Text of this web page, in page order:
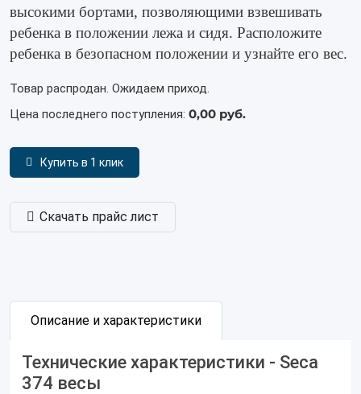
высокими бортами, позволяющими взвешивать
ребенка в положении лежа и сидя. Расположите
ребенка в безопасном положении и узнайте его вес.
Товар распродан. Ожидаем приход.
Цена последнего поступления: 0,00 руб.
Купить в 1 клик
Скачать прайс лист
Описание и характеристики
Технические характеристики - Seca
374 весы